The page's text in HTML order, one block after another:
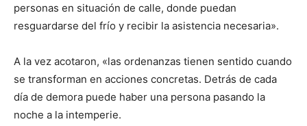
personas en situación de calle, donde puedan
resguardarse del frío y recibir la asistencia necesaria».
A la vez acotaron, «las ordenanzas tienen sentido cuando
se transforman en acciones concretas. Detrás de cada
día de demora puede haber una persona pasando la
noche a la intemperie.